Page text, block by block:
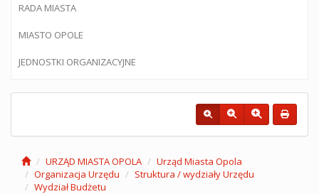
RADA MIASTA
MIASTO OPOLE
JEDNOSTKI ORGANIZACYJNE
URZĄD MIASTA OPOLA
Urząd Miasta Opola
Organizacja Urzędu
Struktura / wydziały Urzędu
Wydział Budżetu